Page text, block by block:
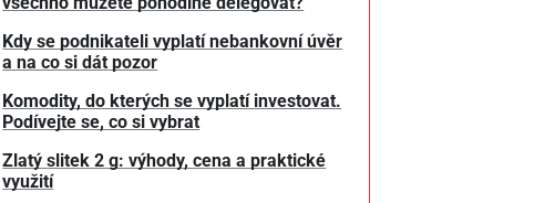
Kdy se podnikateli vyplatí nebankovní úvěr
a na co si dát pozor
Komodity, do kterých se vyplatí investovat.
Podívejte se, co si vybrat
Zlatý slitek 2 g: výhody, cena a praktické
využití